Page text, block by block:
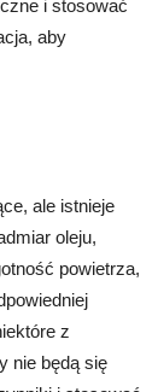
i stosować
aby
ale istnieje
oleju,
powietrza,
z
nie będą się